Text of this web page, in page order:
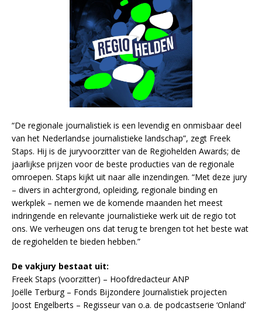
“De regionale journalistiek is een levendig en onmisbaar deel
van het Nederlandse journalistieke landschap”, zegt Freek
Staps. Hij is de juryvoorzitter van de Regiohelden Awards; de
jaarlijkse prijzen voor de beste producties van de regionale
omroepen. Staps kijkt uit naar alle inzendingen. “Met deze jury
– divers in achtergrond, opleiding, regionale binding en
werkplek – nemen we de komende maanden het meest
indringende en relevante journalistieke werk uit de regio tot
ons. We verheugen ons dat terug te brengen tot het beste wat
de regiohelden te bieden hebben.”
De vakjury bestaat uit:
Freek Staps (voorzitter) – Hoofdredacteur ANP
Joëlle Terburg – Fonds Bijzondere Journalistiek projecten
Joost Engelberts – Regisseur van o.a. de podcastserie ‘Onland’